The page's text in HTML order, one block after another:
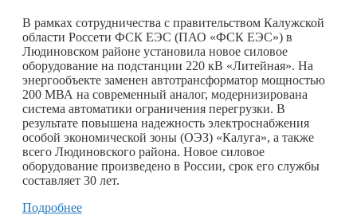
В рамках сотрудничества с правительством Калужской
области Россети ФСК ЕЭС (ПАО «ФСК ЕЭС») в
Людиновском районе установила новое силовое
оборудование на подстанции 220 кВ «Литейная». На
энергообъекте заменен автотрансформатор мощностью
200 МВА на современный аналог, модернизирована
система автоматики ограничения перегрузки. В
результате повышена надежность электроснабжения
особой экономической зоны (ОЭЗ) «Калуга», а также
всего Людиновского района. Новое силовое
оборудование произведено в России, срок его службы
составляет 30 лет.
Подробнее